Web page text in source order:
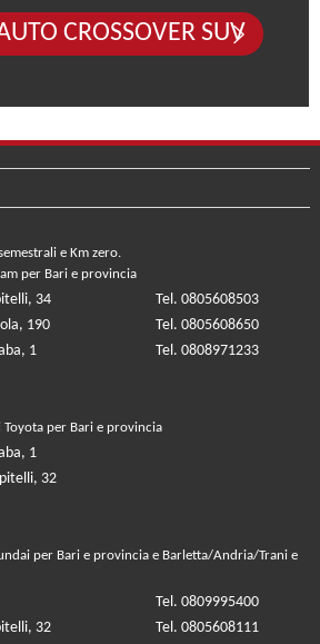
CROSSOVER SUV
e Km zero.
per Bari e provincia
34
Tel. 0805608503
190
Tel. 0805608650
1
Tel. 0808971233
Toyota per Bari e provincia
1
32
per Bari e provincia e Barletta/Andria/Trani e
Tel. 0809995400
32
Tel. 0805608111